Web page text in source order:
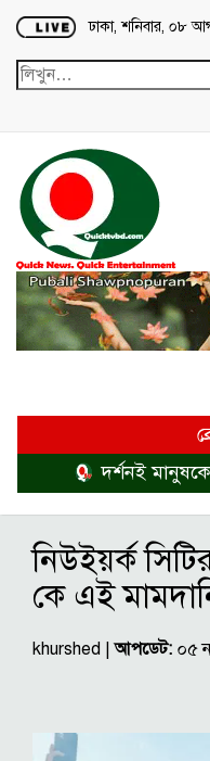
Loading...
ঢাকা, শনিবার, ০৮
দর্শনই মানুষকে
নিউইয়র্ক
কে এই
khurshed |আপডেট: ০৫